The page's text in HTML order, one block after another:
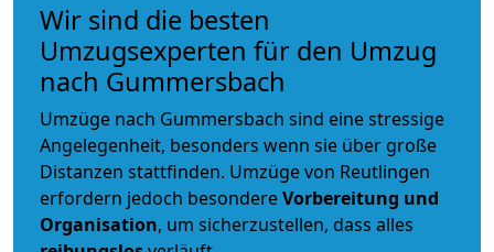
Wir sind die besten
Umzugsexperten für den Umzug
nach Gummersbach
Umzüge nach Gummersbach sind eine stressige
Angelegenheit, besonders wenn sie über große
Distanzen stattfinden. Umzüge von Reutlingen
erfordern jedoch besondereVorbereitung und
Organisation, um sicherzustellen, dass alles